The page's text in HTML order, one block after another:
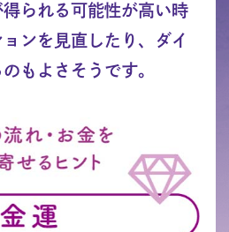
られる可能性が高い時
ンを見直したり、ダイ
もよさそうです。